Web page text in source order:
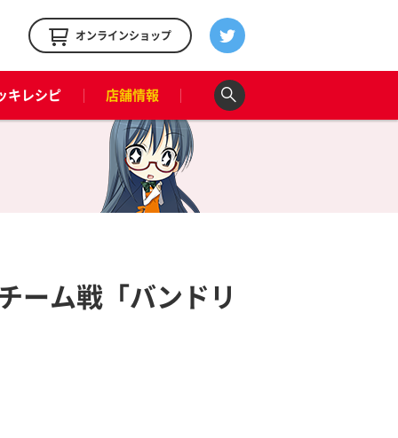
オンラインショップ
キレシピ 店舗情報
ーム戦「バンドリ